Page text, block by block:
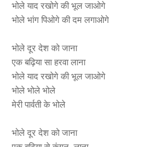
भोले याद रखोगे की भूल जाओगे
भोले भांग पिओगे की दम लगाओगे
भोले दूर देश को जाना
एक बढ़िया सा हरवा लाना
भोले याद रखोगे की भूल जाओगे
भोले भोले भोले
मेरी पार्वती के भोले
भोले दूर देश को जाना